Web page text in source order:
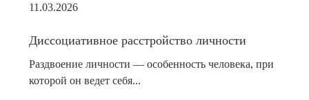
11.03.2026
Диссоциативное расстройство личности
Раздвоение личности — особенность человека, при
которой он ведет себя...